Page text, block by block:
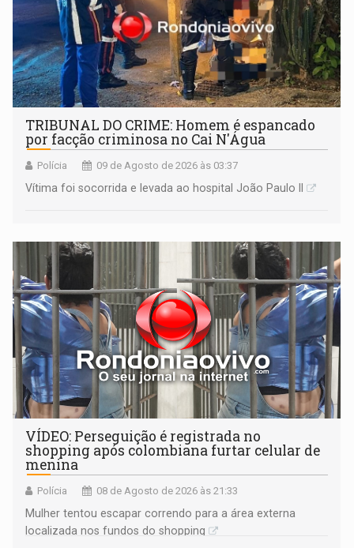
TRIBUNAL DO CRIME: Homem é espancado
por facção criminosa no Cai N'Água
Polícia 09 de Agosto de 2026 às 03:37
Vítima foi socorrida e levada ao hospital João Paulo II
VÍDEO: Perseguição é registrada no
shopping após colombiana furtar celular de
menina
Polícia 08 de Agosto de 2026 às 21:33
Mulher tentou escapar correndo para a área externa
localizada nos fundos do shopping